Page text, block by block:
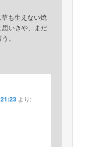
も生えない焼
いきや、まだ
。
より: